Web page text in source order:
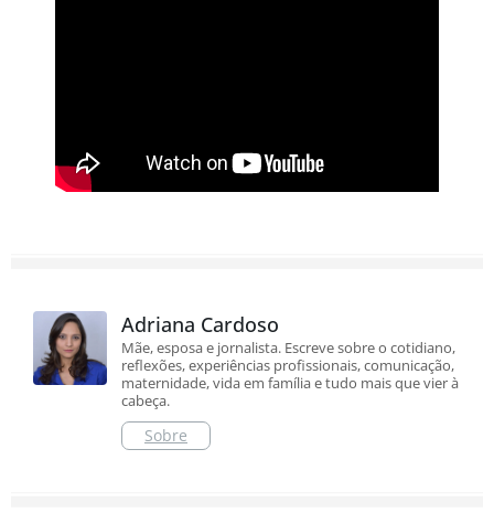
Adriana Cardoso
Mãe, esposa e jornalista. Escreve sobre o cotidiano,
reflexões, experiências profissionais, comunicação,
maternidade, vida em família e tudo mais que vier à
cabeça.
Sobre